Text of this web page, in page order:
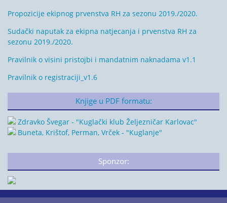
Propozicije ekipnog prvenstva RH za sezonu 2019./2020.
Sudački naputak za ekipna natjecanja i prvenstva RH za
sezonu 2019./2020.
Pravilnik o visini pristojbi i mandatnim naknadama v1.1
Pravilnik o registraciji_v1.6
Knjige u PDF formatu:
Zdravko Švegar - "Kuglački klub Željezničar Karlovac"
Buneta, Krištof, Perman, Vrček - "Kuglanje"
Sponzor: